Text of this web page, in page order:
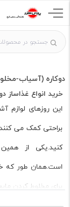
دوکاره (آسیاب-
خرید انواع
این روزهای لوازم
براحتی کمک می
کنید.یکی از
است.همان طور که
برای مخلوط کردن